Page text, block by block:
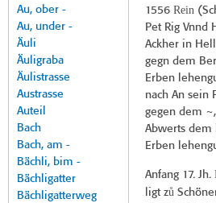
Au, ober -
Au, under -
Äuli
Äuligraba
Äulistrasse
Austrasse
Auteil
Bach
Bach, am -
Bächli, bim -
Bächligatter
Bächligatterweg
1556 Rein(
Pet Rig Vnnd
Ackher in
gegn dem
Erben
nach An sein
gegen dem
Abwerts dem
Erben
Anfang 17. Jh.
ligt zů